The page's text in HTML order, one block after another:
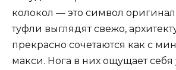
колокол — это символ
туфли выглядят свежо,
прекрасно сочетаются как с
макси. Нога в них ощущает